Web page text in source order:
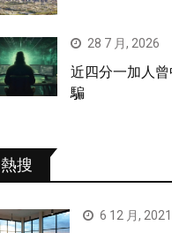
28 7 月, 2026
近四分一加人
騙
熱搜
6 12 月, 2021